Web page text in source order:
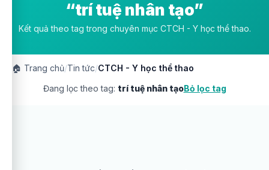
“trí tuệ nhân tạo”
Kết quả theo tag trong chuyên mục CTCH - Y học thể thao.
🏠 Trang chủ/Tin tức/CTCH - Y học thể thao
Đang lọc theo tag: trí tuệ nhân tạoBỏ lọc tag